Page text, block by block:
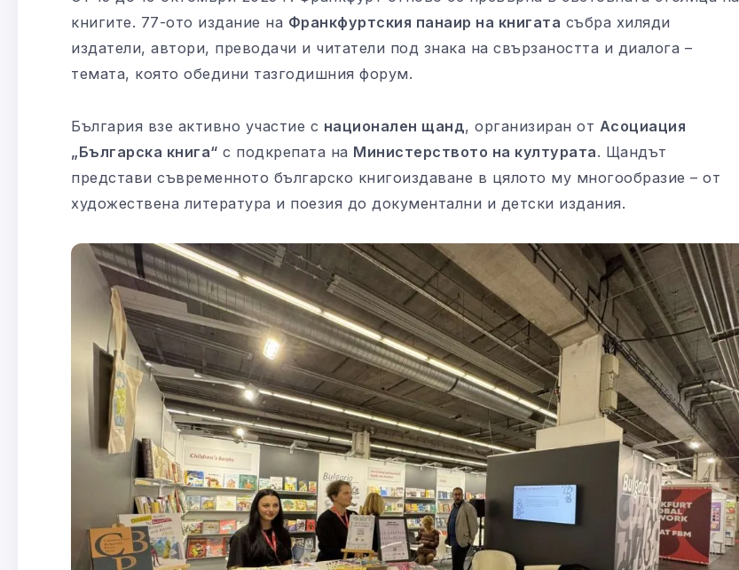
книгите. 77-ото издание на Франкфуртския панаир на книгата събра хиляди
издатели, автори, преводачи и читатели под знака на свързаността и диалога –
темата, която обедини тазгодишния форум.
България взе активно участие с национален щанд, организиран от Асоциация
„Българска книга“ с подкрепата на Министерството на културата. Щандът
представи съвременното българско книгоиздаване в цялото му многообразие – от
художествена литература и поезия до документални и детски издания.